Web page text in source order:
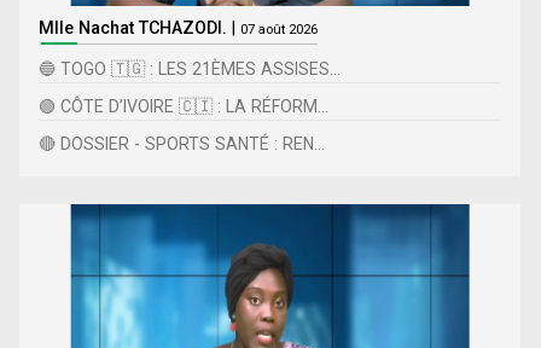
Mlle Nachat TCHAZODI. | 07 août 2026
🔵 TOGO 🇹🇬 : LES 21ÈMES ASSISES...
🟢 CÔTE D’IVOIRE 🇨🇮 : LA RÉFORM...
🔴 DOSSIER - SPORTS SANTÉ : REN...